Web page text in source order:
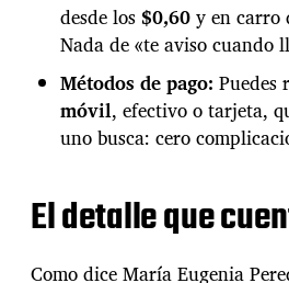
e
g
e
n
m
o
(
e
desde los $0,60y en carro
Nada de «te aviso cuando
Métodos de pago: Puedes
móvil, efectivo o tarjeta,
uno busca: cero
El detalle que
Como dice María Eugenia